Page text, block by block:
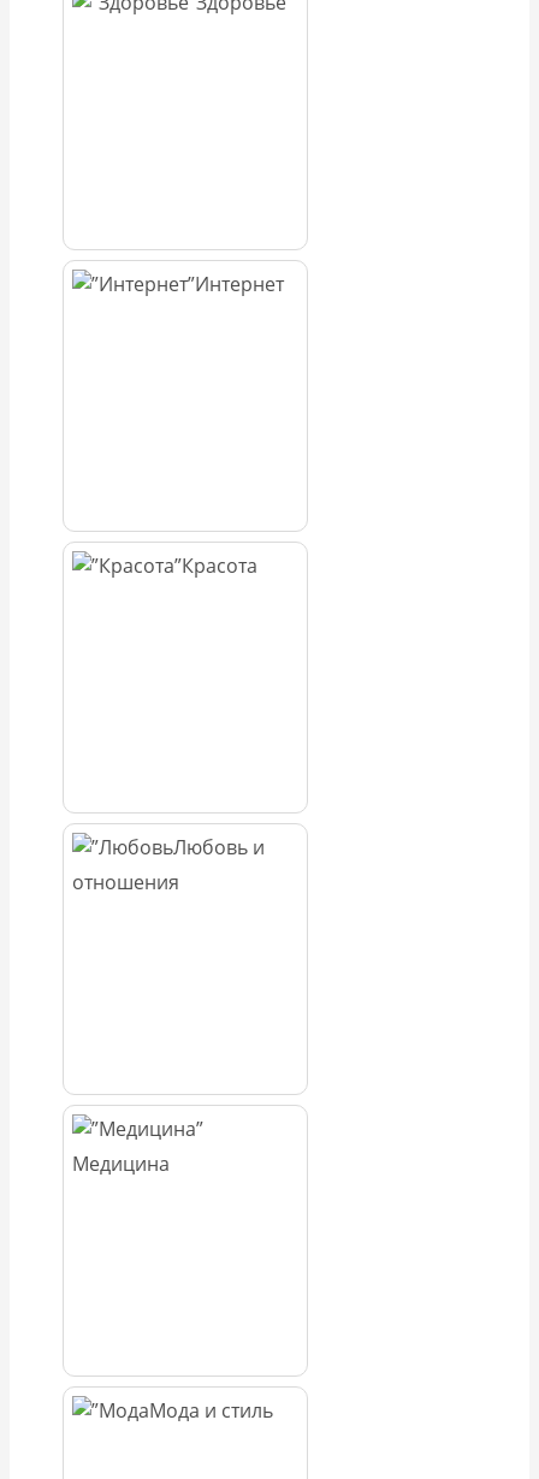
Интернет
Красота
Любовь и
отношения
Медицина
Мода и стиль